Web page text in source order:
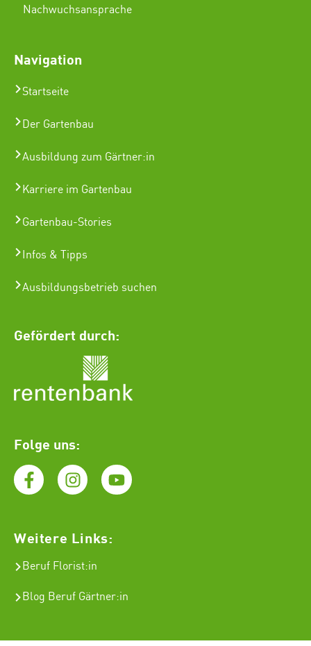
Nachwuchsansprache
Navigation
Startseite
Der Gartenbau
Ausbildung zum Gärtner:in
Karriere im Gartenbau
Gartenbau-Stories
Infos & Tipps
Ausbildungsbetrieb suchen
Gefördert durch:
Folge uns:
Weitere Links:
Beruf Florist:in
Blog Beruf Gärtner:in